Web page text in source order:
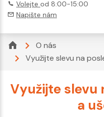
Volejte od 8:00-15:00
Napište nám
O nás
Využijte slevu na
Využijte slevu
a